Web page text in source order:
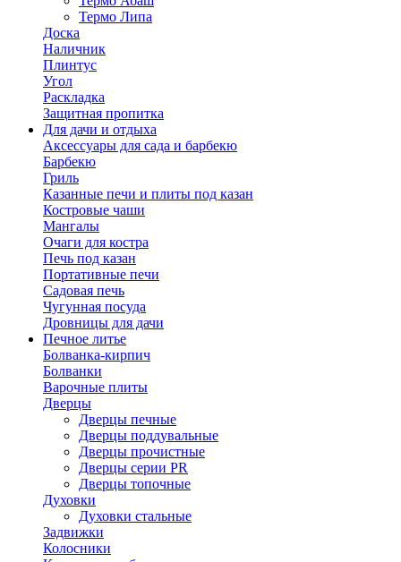
Термо Липа
Доска
Наличник
Плинтус
Угол
Раскладка
Защитная пропитка
Для дачи и отдыха
Аксессуары для сада и барбекю
Барбекю
Гриль
Казанные печи и плиты под казан
Костровые чаши
Мангалы
Очаги для костра
Печь под казан
Портативные печи
Садовая печь
Чугунная посуда
Дровницы для дачи
Печное литье
Болванка-кирпич
Болванки
Варочные плиты
Дверцы
Дверцы печные
Дверцы поддувальные
Дверцы прочистные
Дверцы серии PR
Дверцы топочные
Духовки
Духовки стальные
Задвижки
Колосники